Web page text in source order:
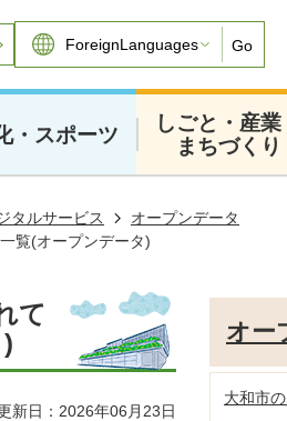
Go
・スポーツ
しごと・産業
まちづくり
タルサービス
オープンデータ
覧(オープンデータ)
て
新日：2026年06月23日
オー
大和市